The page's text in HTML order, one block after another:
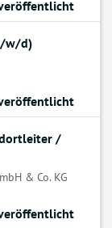
w/d)
/
& Co. KG